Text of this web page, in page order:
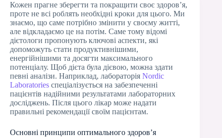
Кожен прагне зберегти та покращити своє здоров’я,
проте не всі роблять необхідні кроки для цього. Ми
знаємо, що саме потрібно змінити у своєму житті,
але відкладаємо це на потім. Саме тому відомі
дієтологи пропонують ключові аспекти, які
допоможуть стати продуктивнішими,
енергійнішими та досягти максимального
потенціалу. Щоб дієта була дієвою, можна здати
певні аналізи. Наприклад, лабораторія Nordic
Laboratories спеціалізується на забезпеченні
пацієнтів надійними результатами лабораторних
досліджень. Після цього лікар може надати
правильні рекомендації своїм пацієнтам.
Основні принципи оптимального здоров’я